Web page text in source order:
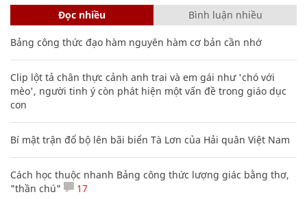
Đọc nhiều Bình luận nhiều
Bảng công thức đạo hàm nguyên hàm cơ bản cần nhớ
Clip lột tả chân thực cảnh anh trai và em gái như 'chó với
mèo', người tinh ý còn phát hiện một vấn đề trong giáo dục
con
Bí mật trận đổ bộ lên bãi biển Tà Lơn của Hải quân Việt Nam
Cách học thuộc nhanh Bảng công thức lượng giác bằng thơ,
"thần chú"
17